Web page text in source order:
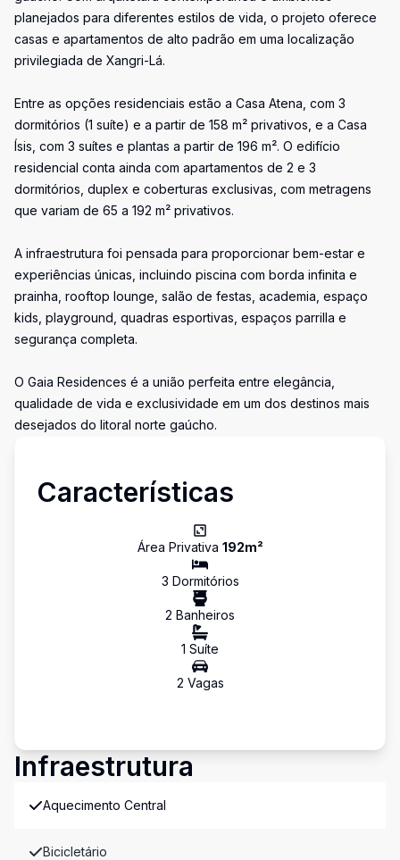
planejados para diferentes estilos de vida, o projeto oferece
casas e apartamentos de alto padrão em uma localização
privilegiada de Xangri-Lá.
Entre as opções residenciais estão a Casa Atena, com 3
dormitórios (1 suíte) e a partir de 158 m² privativos, e a Casa
Ísis, com 3 suítes e plantas a partir de 196 m². O edifício
residencial conta ainda com apartamentos de 2 e 3
dormitórios, duplex e coberturas exclusivas, com metragens
que variam de 65 a 192 m² privativos.
A infraestrutura foi pensada para proporcionar bem-estar e
experiências únicas, incluindo piscina com borda infinita e
prainha, rooftop lounge, salão de festas, academia, espaço
kids, playground, quadras esportivas, espaços parrilla e
segurança completa.
O Gaia Residences é a união perfeita entre elegância,
qualidade de vida e exclusividade em um dos destinos mais
desejados do litoral norte gaúcho.
Características
Área Privativa 192m²
3 Dormitórios
2 Banheiros
1 Suíte
2 Vagas
Infraestrutura
Aquecimento Central
Bicicletário